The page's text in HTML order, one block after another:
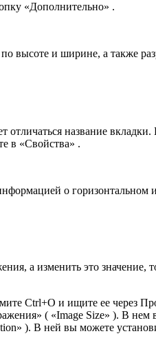
«Дополнительно» .
по высоте и ширине, а также
отличаться название
в «Свойства» .
о горизонтальном
а изменить это значение,
Ctrl+O и ищите ее через
( «Image Size» ). В
). В ней вы можете